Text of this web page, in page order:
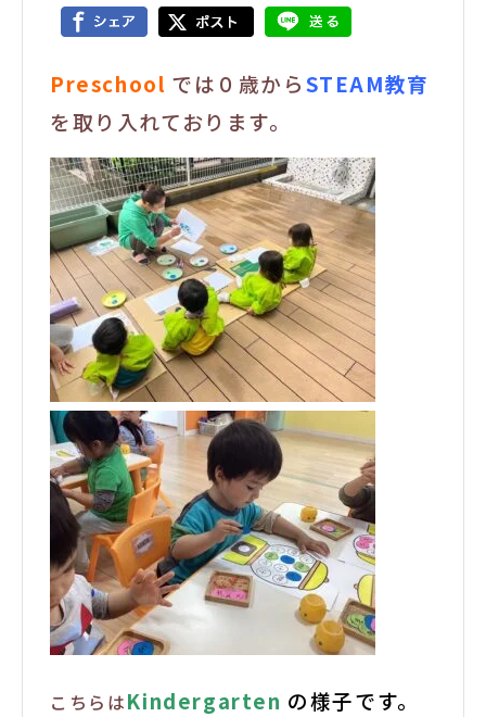
Preschool では０歳からSTEAM教育
を取り入れております。
こちらはKindergarten の様子です。